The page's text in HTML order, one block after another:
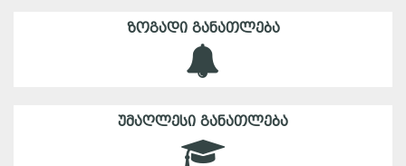
ᲖᲝᲒᲐᲓᲘ ᲒᲐᲜᲐᲗᲚᲔᲑᲐ
ᲣᲛᲐᲦᲚᲔᲡᲘ ᲒᲐᲜᲐᲗᲚᲔᲑᲐ